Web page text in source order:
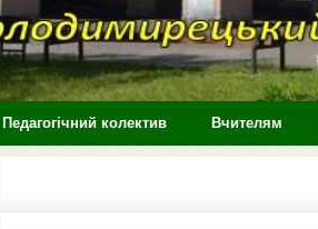
Педагогічний колектив Вчителям